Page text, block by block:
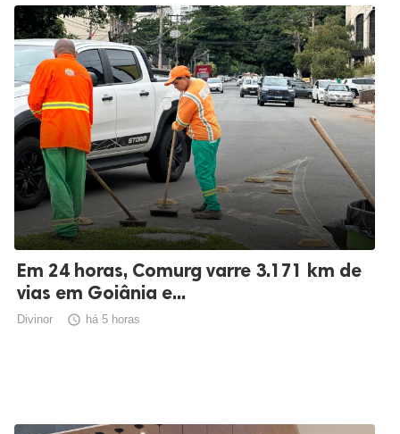
Em 24 horas, Comurg varre 3.171 km de
vias em Goiânia e...
Divinor  há 5 horas